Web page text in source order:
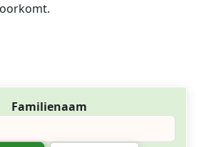
Familienaam